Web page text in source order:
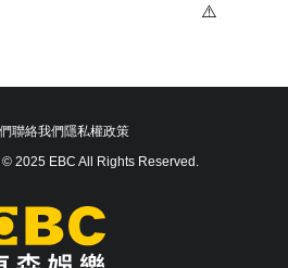
聯絡我們隱私權政策
2025 EBC All Rights Reserved.